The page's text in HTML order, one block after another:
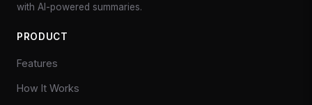
with AI-powered summaries.
PRODUCT
Features
How It Works